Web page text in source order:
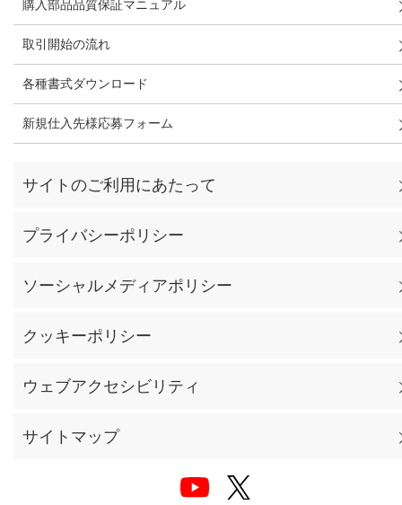
購入部品品質保証マニュアル
取引開始の流れ
各種書式ダウンロード
新規仕入先様応募フォーム
サイトのご利用にあたって
プライバシーポリシー
ソーシャルメディアポリシー
クッキーポリシー
ウェブアクセシビリティ
サイトマップ